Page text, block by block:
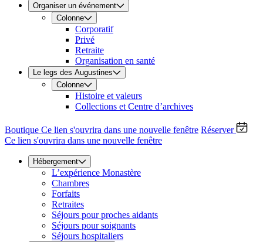
Organiser un événement
Colonne
Corporatif
Privé
Retraite
Organisation en santé
Le legs des Augustines
Colonne
Histoire et valeurs
Collections et Centre d’archives
Boutique Ce lien s'ouvrira dans une nouvelle fenêtre Réserver
Ce lien s'ouvrira dans une nouvelle fenêtre
Hébergement
L’expérience Monastère
Chambres
Forfaits
Retraites
Séjours pour proches aidants
Séjours pour soignants
Séjours hospitaliers